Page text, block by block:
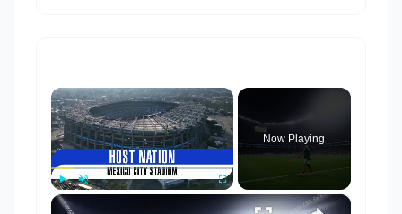
×
Play Fullscreen
Now Playing
×